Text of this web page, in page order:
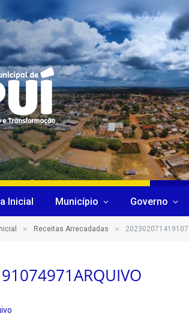
Inicial Município Governo
» Receitas Arrecadadas »